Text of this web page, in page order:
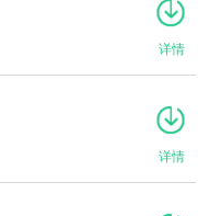
详情
详情